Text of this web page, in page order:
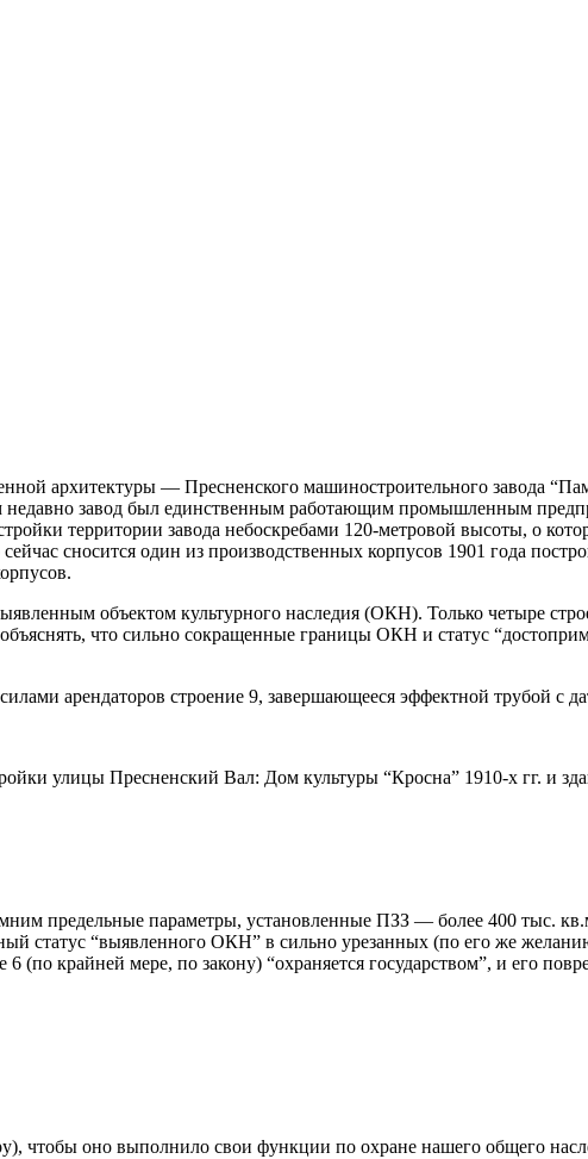
архитектуры — Пресненского машиностроительного завода
завод был единственным работающим промышленным
территории завода небоскребами 120-метровой высоты, о
сносится один из производственных корпусов 1901 года
объектом культурного наследия (ОКН). Только четыре
что сильно сокращенные границы ОКН и статус
арендаторов строение 9, завершающееся эффектной трубой с
улицы Пресненский Вал: Дом культуры “Кросна” 1910-х гг. и
предельные параметры, установленные ПЗЗ — более 400 тыс.
статус “выявленного ОКН” в сильно урезанных (по его же
крайней мере, по закону) “охраняется государством”, и его
чтобы оно выполнило свои функции по охране нашего общего